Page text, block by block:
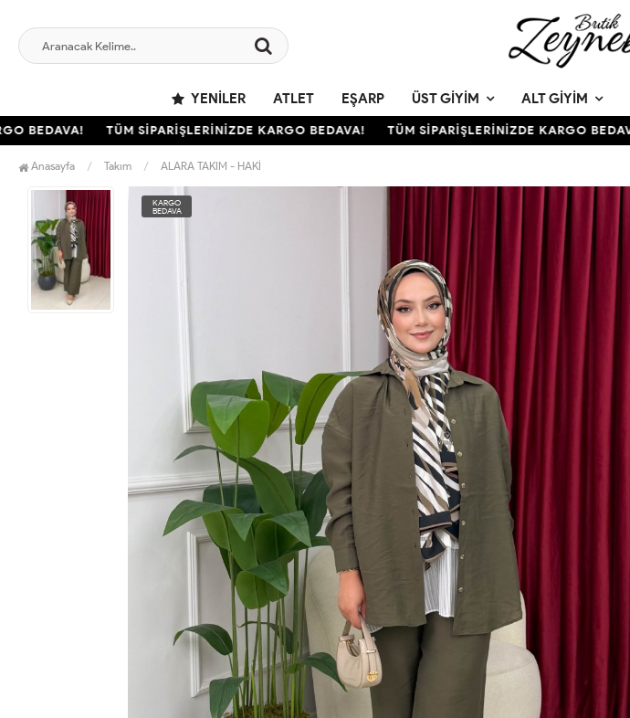
YENILER ATLET EŞARP ÜST GIYIM ALT GIYIM
BEDAVA! TÜM SİPARİŞLERİNİZDE KARGO BEDAVA! TÜM SİPARİŞLERİNİZDE KARGO BEDAVA!
Anasayfa Takım ALARA TAKIM - HAKİ
KARGO
BEDAVA